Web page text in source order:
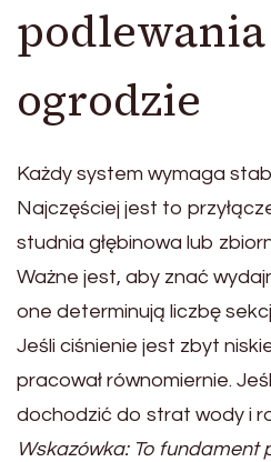
ogrodzie
Każdy system wymaga
Najczęściej jest to
studnia głębinowa lub
Ważne jest, aby znać
one determinują liczbę
Jeśli ciśnienie jest zbyt
pracował równomiernie.
dochodzić do strat wody i
Wskazówka: To fundament